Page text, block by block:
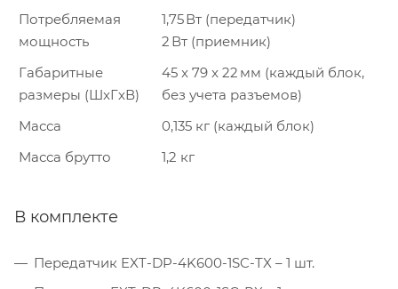
Потребляемая
мощность
1,75 Вт (передатчик)
2 Вт (приемник)
Габаритные
размеры (ШxГxВ)
45 x 79 x 22 мм (каждый блок,
без учета разъемов)
Масса
0,135 кг (каждый блок)
Масса брутто
1,2 кг
В комплекте
Передатчик EXT-DP-4K600-1SC-TX – 1 шт.